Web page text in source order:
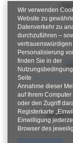
+48 601
Wir verwenden
Website zu
Datenverkehr zu
durchzuführen –
Personalisierung
finden Sie in der
Seite
Annahme dieser
auf Ihrem
oder den Zugriff
Registerkarte
Einwilligung
Browser des